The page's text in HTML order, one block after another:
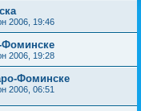
2006, 19:46
Фоминске
2006, 19:28
Фоминске
2006, 06:51